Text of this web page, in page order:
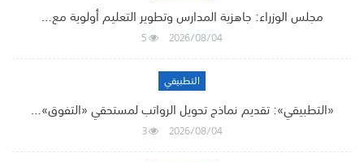
مجلس الوزراء: جاهزية المدارس وتطوير التعليم أولوية مع…
2026/08/04
5
التطبيقي
«التطبيقي»: تقديم نماذج تحويل الرواتب لمستحقي «التفوق»…
2026/08/04
3